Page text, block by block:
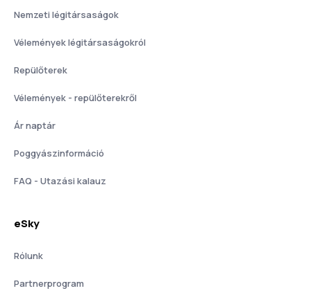
Nemzeti légitársaságok
Vélemények légitársaságokról
Repülőterek
Vélemények - repülőterekről
Ár naptár
Poggyászinformáció
FAQ - Utazási kalauz
eSky
Rólunk
Partnerprogram